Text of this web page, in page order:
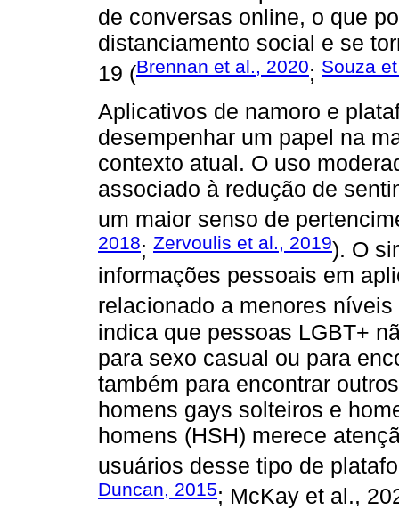
de conversas online, o que
distanciamento social e se
19 (Brennan et al., 2020; Souza
Aplicativos de namoro e
desempenhar um papel na
contexto atual. O uso
associado à redução de
um maior senso de
2018; Zervoulis et al., 2019). O
informações pessoais em
relacionado a menores
indica que pessoas LGBT+
para sexo casual ou para
também para encontrar
homens gays solteiros e
homens (HSH) merece
usuários desse tipo de
Duncan, 2015; McKay et al.,